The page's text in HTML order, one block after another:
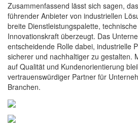
Zusammenfassend lässt sich sagen,
führender Anbieter von industriellen
breite Dienstleistungspalette,
Innovationskraft überzeugt. Das
entscheidende Rolle dabei, industrielle
sicherer und nachhaltiger zu gestalten.
auf Qualität und Kundenorientierung
vertrauenswürdiger Partner für
Branchen.